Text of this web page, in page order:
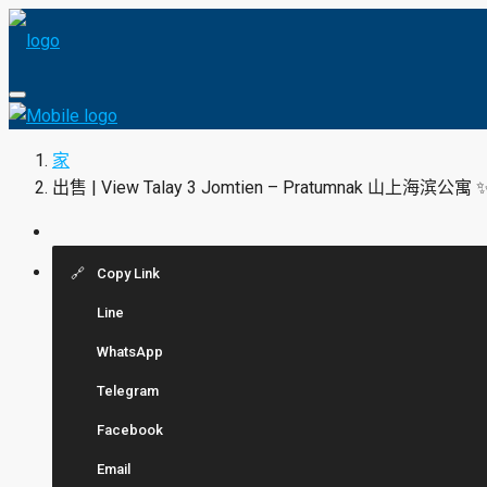
家
出售 | View Talay 3 Jomtien – Pratumnak 山上海滨公寓
Copy Link
Line
WhatsApp
Telegram
Facebook
Email